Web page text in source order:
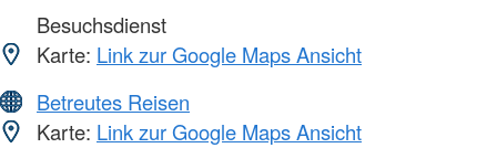
Besuchsdienst
Karte: Link zur Google Maps Ansicht
Betreutes Reisen
Karte: Link zur Google Maps Ansicht